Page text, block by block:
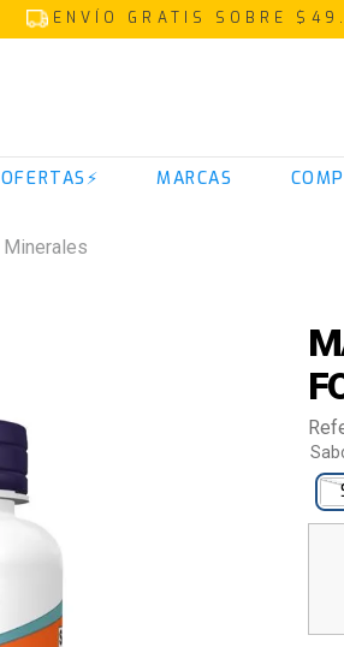
ENVÍO GRATIS SOBRE
OFERTAS⚡ MARCAS
Minerales
TÉRMINOS MÁS